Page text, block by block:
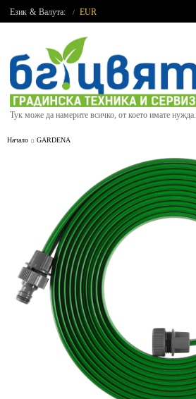
Език & Валута: / EUR
Тук може да намерите всичко, от което имате нужда.
Начало GARDENA